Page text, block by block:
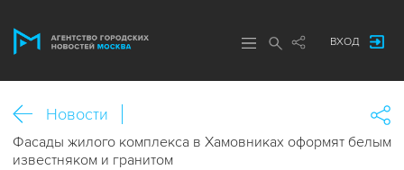
ВХОД
Новости
Фасады жилого комплекса в Хамовниках оформят белым
известняком и гранитом